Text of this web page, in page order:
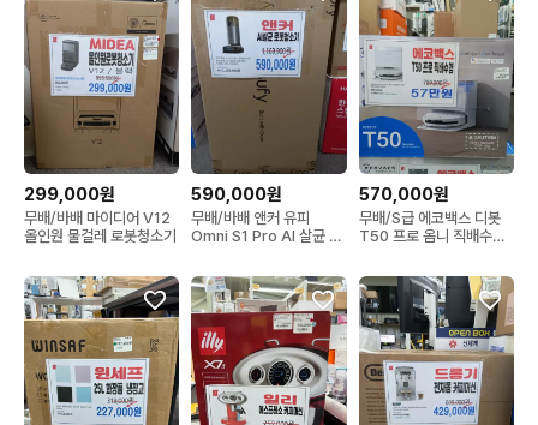
299,000원
무배/바배 마이디어 V12
올인원 물걸레 로봇청소기
590,000원
무배/바배 앤커 유피
Omni S1 Pro AI 살균 로
570,000원
무배/S급 에코백스 디봇
T50 프로 옴니 직배수형